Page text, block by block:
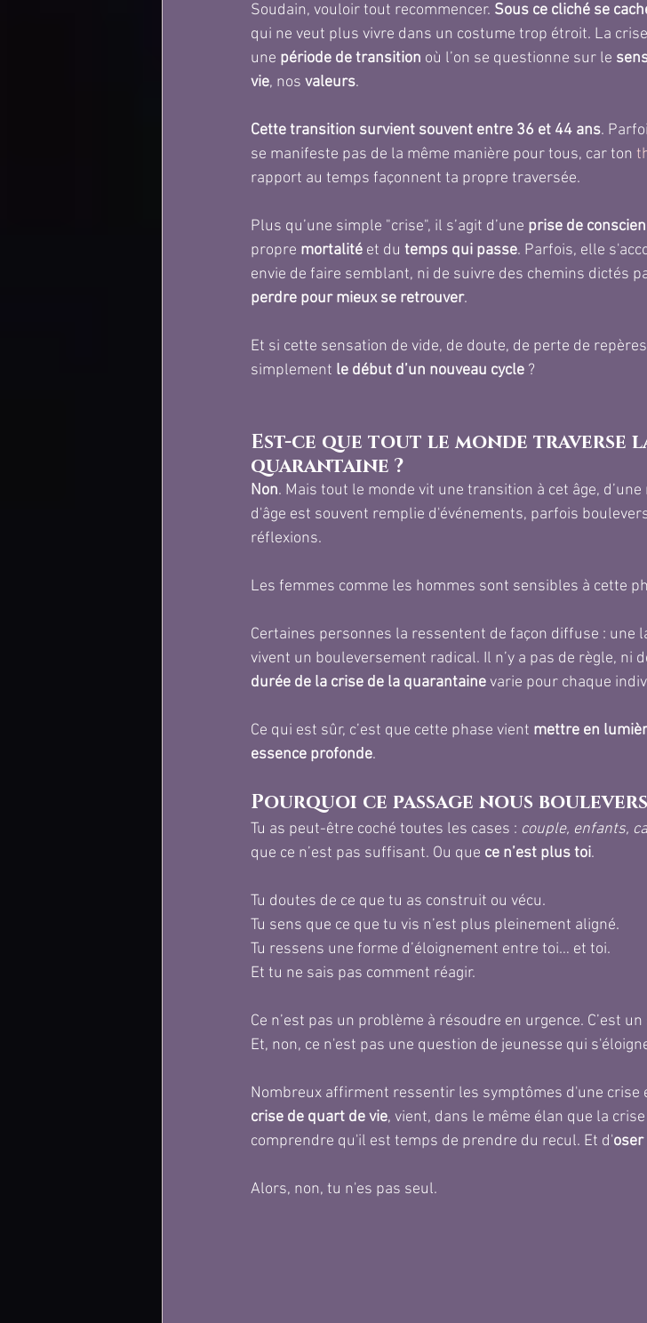
Soudain, vouloir tout recommencer. Sous ce cliché se
qui ne veut plus vivre dans un costume trop étroit. La
une période de transition où l’on se questionne sur le
vie, nos valeurs.
Cette transition survient souvent entre 36 et 44 ans.
se manifeste pas de la même manière pour tous, car ton
rapport au temps façonnent ta propre traversée.
Plus qu’une simple "crise", il s’agit d’une prise de
propre mortalité et du temps qui passe. Parfois, elle
envie de faire semblant, ni de suivre des chemins dictés
perdre pour mieux se retrouver.
Et si cette sensation de vide, de doute, de perte de
simplement le début d’un nouveau cycle ?
Est-ce que tout le monde traverse
quarantaine ?
Non. Mais tout le monde vit une transition à cet âge,
d'âge est souvent remplie d'événements, parfois
réflexions.
Les femmes comme les hommes sont sensibles à cette
Certaines personnes la ressentent de façon diffuse : une
vivent un bouleversement radical. Il n’y a pas de règle, ni
durée de la crise de la quarantaine varie pour chaque
Ce qui est sûr, c’est que cette phase vient mettre en
essence profonde.
Pourquoi ce passage nous
Tu as peut-être coché toutes les cases : couple, enfants,
que ce n’est pas suffisant. Ou que ce n’est plus toi.
Tu doutes de ce que tu as construit ou vécu.
Tu sens que ce que tu vis n’est plus pleinement aligné.
Tu ressens une forme d’éloignement entre toi… et toi.
Et tu ne sais pas comment réagir.
Ce n’est pas un problème à résoudre en urgence. C’est
Et, non, ce n'est pas une question de jeunesse qui
Nombreux affirment ressentir les symptômes d'une crise
crise de quart de vie, vient, dans le même élan que la
comprendre qu'il est temps de prendre du recul. Et d'
Alors, non, tu n'es pas seul.